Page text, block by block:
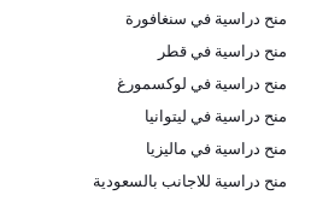
منح دراسية في سنغافورة
منح دراسية في قطر
منح دراسية في لوكسمورغ
منح دراسية في ليتوانيا
منح دراسية في ماليزيا
منح دراسية للاجانب بالسعودية